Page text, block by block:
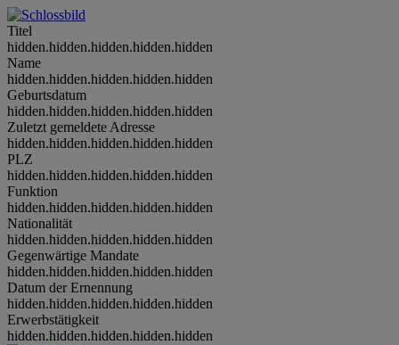
Titel
hidden.hidden.hidden.hidden.hidden
Name
hidden.hidden.hidden.hidden.hidden
Geburtsdatum
hidden.hidden.hidden.hidden.hidden
Zuletzt gemeldete Adresse
hidden.hidden.hidden.hidden.hidden
PLZ
hidden.hidden.hidden.hidden.hidden
Funktion
hidden.hidden.hidden.hidden.hidden
Nationalität
hidden.hidden.hidden.hidden.hidden
Gegenwärtige Mandate
hidden.hidden.hidden.hidden.hidden
Datum der Ernennung
hidden.hidden.hidden.hidden.hidden
Erwerbstätigkeit
hidden.hidden.hidden.hidden.hidden